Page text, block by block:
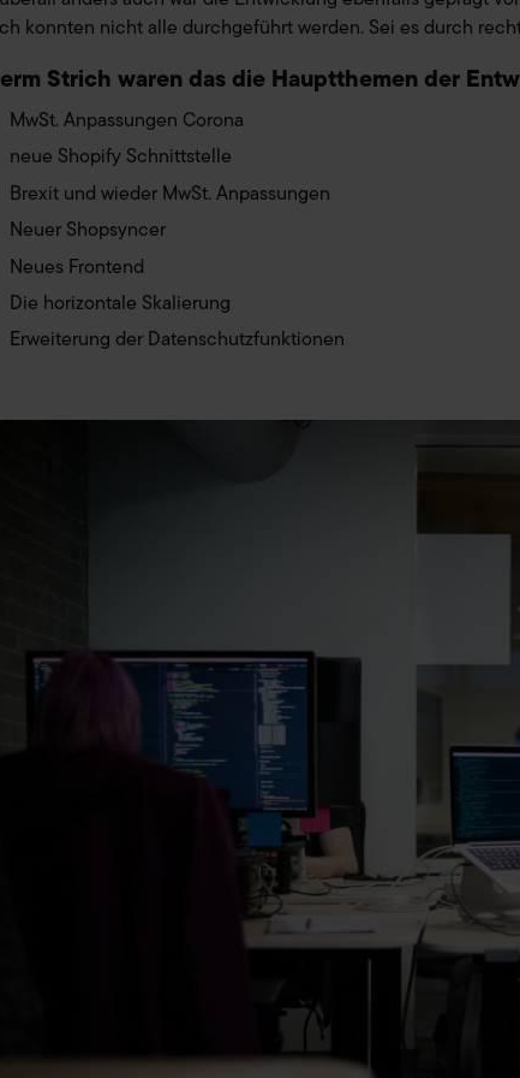
Datenschutzinformationen. UnserImpressum
konnten nicht alle durchgeführt werden. Sei es durch
Strich waren das die Hauptthemen der
MwSt. Anpassungen Corona
neue Shopify Schnittstelle
Brexit und wieder MwSt. Anpassungen
Neuer Shopsyncer
Neues Frontend
Die horizontale Skalierung
Erweiterung der Datenschutzfunktionen